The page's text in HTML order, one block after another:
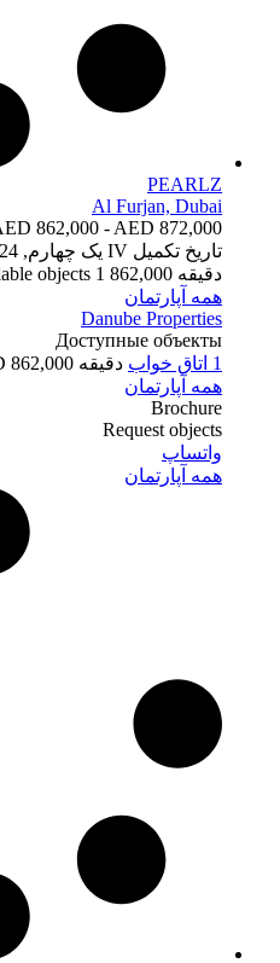
PEARLZ
Al Furjan, Dubai
862,000 - AED 872,000
تاریخ تکمیل IV یک چهارم, 2024 (خارج از طرح)
دقیقه 862,000 AED
objects 1 اتاق خواب
همه آپارتمان
Danube Properties
Доступные объекты
1 اتاق خواب
دقیقه 862,000 AED
همه آپارتمان
Brochure
Request objects
واتساپ
همه آپارتمان